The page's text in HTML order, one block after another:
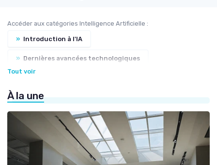
Accéder aux catégories Intelligence Artificielle :
» Introduction à l'IA
» Dernières avancées technologiques
» Apprendre à prompter
Tout voir
À la une